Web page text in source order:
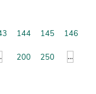
144 145 146
200 250 ...